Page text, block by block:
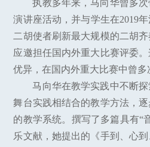
执教多年来，马向华曾多
演讲座活动，并与学生在2019
二胡使者刷新最大规模的二胡
应邀担任国内外重大比赛评委
优异，在国内外重大比赛中曾多
马向华在教学实践中不断
舞台实践相结合的教学方法，
的教学系统。撰写了多篇具有“
乐文献，她提出的《手到、心